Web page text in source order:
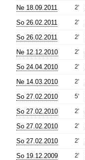
Ne 18.09.2011 2'
So 26.02.2011
2'
So 26.02.2011
2'
Ne 12.12.2010
2'
So 24.04.2010
2'
Ne 14.03.2010
2'
So 27.02.2010
5'
So 27.02.2010
2'
So 27.02.2010
2'
So 27.02.2010
2'
So 19.12.2009
2'